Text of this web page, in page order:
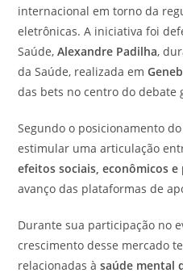
internacional em torno da
eletrônicas. A iniciativa foi
Saúde,Alexandre Padilha,
da Saúde, realizada em
das bets no centro do debate
Segundo o posicionamento
estimular uma articulação
efeitos sociais, econômicos e
avanço das plataformas de
Durante sua participação no
crescimento desse mercado
relacionadas àsaúde mental